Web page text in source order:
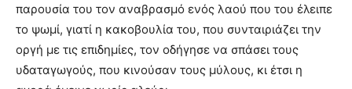
παρουσία του τον αναβρασμό ενός λαού που του έλειπε
το ψωμί, γιατί η κακοβουλία του, που συνταιριάζει την
οργή με τις επιδημίες, τον οδήγησε να σπάσει τους
υδαταγωγούς, που κινούσαν τους μύλους, κι έτσι η